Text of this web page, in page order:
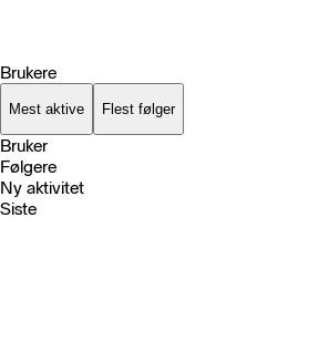
Brukere
Mest aktive Flest følger
Bruker
Følgere
Ny aktivitet
Siste